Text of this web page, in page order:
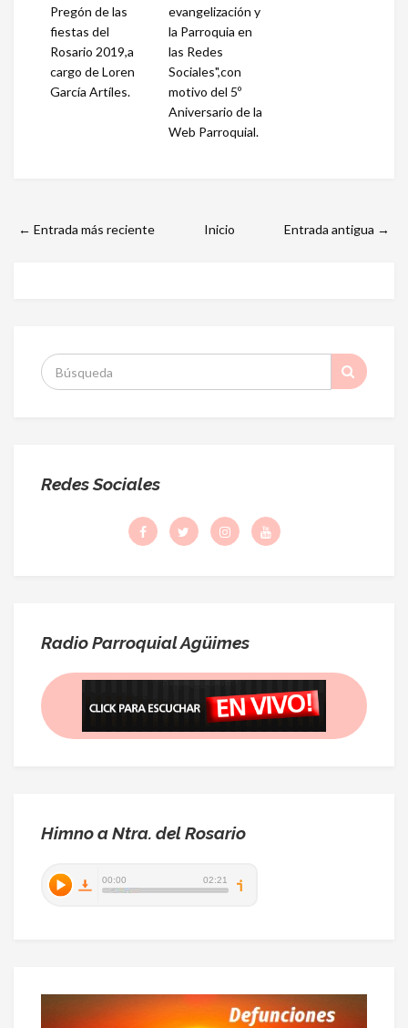
Pregón de las
fiestas del
Rosario 2019,a
cargo de Loren
García Artíles.
evangelización y
la Parroquia en
las Redes
Sociales",con
motivo del 5º
Aniversario de la
Web Parroquial.
← Entrada más reciente Entrada antigua →
Inicio
S
:
Redes Sociales
Radio Parroquial Agüimes
Himno a Ntra. del Rosario